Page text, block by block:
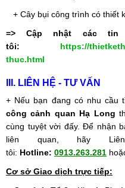
+ Cây bụi công trình có thiết
=> Cập nhật các
tôi: https://
thuc.html
III. LIÊN HỆ - TƯ VẤN
+ Nếu bạn đang có nhu cầu
công cảnh quan Hạ Long
cùng tuyệt vời đấy. Để nhận
liên quan, hãy
tôi: Hotline: 0913.263.281
Cơ sở Giao dịch trực tiếp: